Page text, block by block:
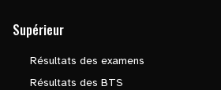
Supérieur
Résultats des examens
Résultats des BTS